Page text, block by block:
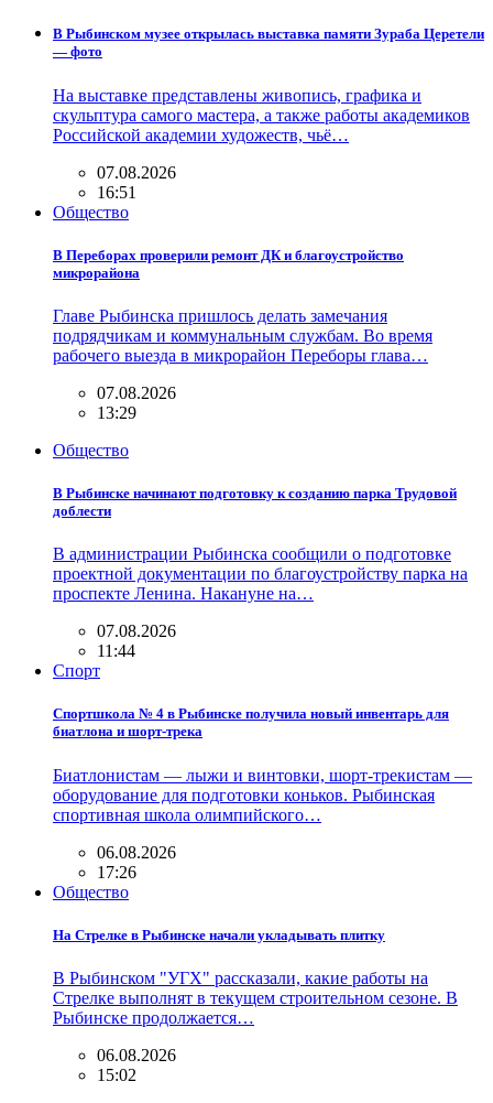
В Рыбинском музее открылась выставка памяти Зураба Церетели
— фото
На выставке представлены живопись, графика и
скульптура самого мастера, а также работы академиков
Российской академии художеств, чьё…
07.08.2026
16:51
Общество
В Переборах проверили ремонт ДК и благоустройство
микрорайона
Главе Рыбинска пришлось делать замечания
подрядчикам и коммунальным службам. Во время
рабочего выезда в микрорайон Переборы глава…
07.08.2026
13:29
Общество
В Рыбинске начинают подготовку к созданию парка Трудовой
доблести
В администрации Рыбинска сообщили о подготовке
проектной документации по благоустройству парка на
проспекте Ленина. Накануне на…
07.08.2026
11:44
Спорт
Спортшкола № 4 в Рыбинске получила новый инвентарь для
биатлона и шорт-трека
Биатлонистам — лыжи и винтовки, шорт-трекистам —
оборудование для подготовки коньков. Рыбинская
спортивная школа олимпийского…
06.08.2026
17:26
Общество
На Стрелке в Рыбинске начали укладывать плитку
В Рыбинском "УГХ" рассказали, какие работы на
Стрелке выполнят в текущем строительном сезоне. В
Рыбинске продолжается…
06.08.2026
15:02